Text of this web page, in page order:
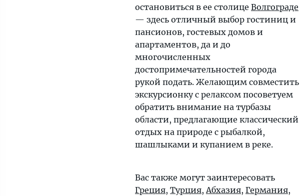
остановиться в ее столице Волгограде
— здесь отличный выбор гостиниц и
пансионов, гостевых домов и
апартаментов, да и до
многочисленных
достопримечательностей города
рукой подать. Желающим совместить
экскурсионку с релаксом посоветуем
обратить внимание на турбазы
области, предлагающие классический
отдых на природе с рыбалкой,
шашлыками и купанием в реке.
Вас также могут заинтересовать
Греция, Турция, Абхазия, Германия,